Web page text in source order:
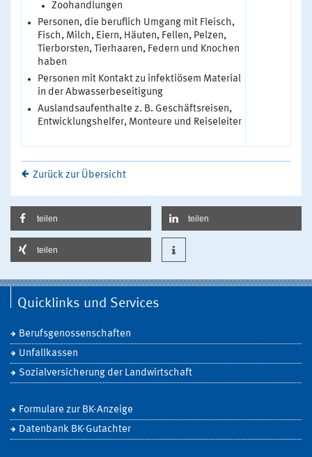
Zoohandlungen
Personen, die beruflich Umgang mit Fleisch,
Fisch, Milch, Eiern, Häuten, Fellen, Pelzen,
Tierborsten, Tierhaaren, Federn und Knochen
haben
Personen mit Kontakt zu infektiösem Material
in der Abwasserbeseitigung
Auslandsaufenthalte z. B. Geschäftsreisen,
Entwicklungshelfer, Monteure und Reiseleiter
Zurück zur Übersicht
teilen teilen
teilen
Quicklinks und Services
Berufsgenossenschaften
Unfallkassen
Sozialversicherung der Landwirtschaft
Formulare zur BK-Anzeige
Datenbank BK-Gutachter